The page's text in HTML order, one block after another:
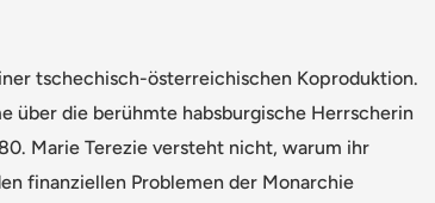
tschechisch-österreichischen Koproduktion.
über die berühmte habsburgische Herrscherin
Marie Terezie versteht nicht, warum ihr
finanziellen Problemen der Monarchie